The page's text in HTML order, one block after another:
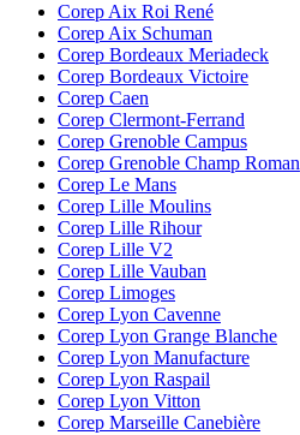
Corep Aix Roi René
Corep Aix Schuman
Corep Bordeaux Meriadeck
Corep Bordeaux Victoire
Corep Caen
Corep Clermont-Ferrand
Corep Grenoble Campus
Corep Grenoble Champ Roman
Corep Le Mans
Corep Lille Moulins
Corep Lille Rihour
Corep Lille V2
Corep Lille Vauban
Corep Limoges
Corep Lyon Cavenne
Corep Lyon Grange Blanche
Corep Lyon Manufacture
Corep Lyon Raspail
Corep Lyon Vitton
Corep Marseille Canebière